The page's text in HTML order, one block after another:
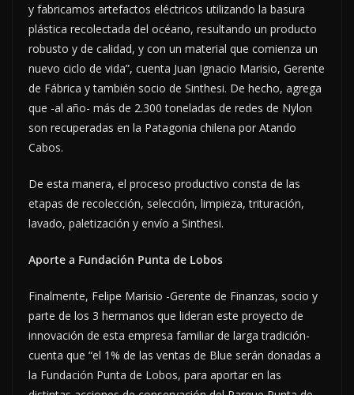
y fabricamos artefactos eléctricos utilizando la basura
plástica recolectada del océano, resultando un producto
robusto y de calidad, y con un material que comienza un
nuevo ciclo de vida”, cuenta Juan Ignacio Marisio, Gerente
de Fábrica y también socio de Sinthesi. De hecho, agrega
que -al año- más de 2.300 toneladas de redes de Nylon
son recuperadas en la Patagonia chilena por Atando
Cabos.
De esta manera, el proceso productivo consta de las
etapas de recolección, selección, limpieza, trituración,
lavado, paletización y envío a Sinthesi.
Aporte a Fundación Punta de Lobos
Finalmente, Felipe Marisio -Gerente de Finanzas, socio y
parte de los 3 hermanos que lideran este proyecto de
innovación de esta empresa familiar de larga tradición-
cuenta que “el 1% de las ventas de Blue serán donadas a
la Fundación Punta de Lobos, para aportar en las